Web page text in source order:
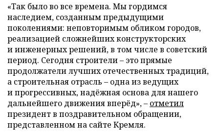
«Так было во все времена. Мы гордимся
наследием, созданным предыдущими
поколениями: неповторимым обликом городов,
реализацией сложнейших конструкторских
и инженерных решений, в том числе в советский
период. Сегодня строители – это прямые
продолжатели лучших отечественных традиций,
а строительная отрасль – одна из ведущих
и прогрессивных, надёжная основа для нашего
дальнейшего движения вперёд», – отметил
президент в поздравительном обращении,
представленном на сайте Кремля.